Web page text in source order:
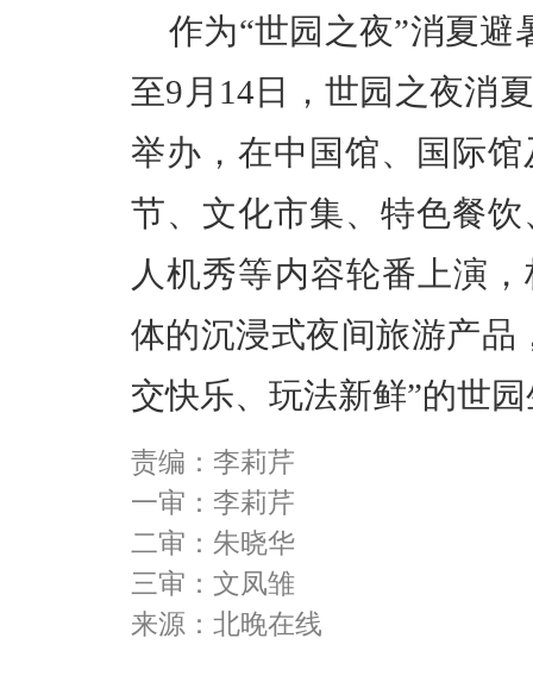
作为“世园之夜”消夏避
至9月14日，世园之夜消
举办，在中国馆、国际
节、文化市集、特色餐
人机秀等内容轮番上演
体的沉浸式夜间旅游产品
交快乐、玩法新鲜”的世
责编：李莉芹
一审：李莉芹
二审：朱晓华
三审：文凤雏
来源：北晚在线